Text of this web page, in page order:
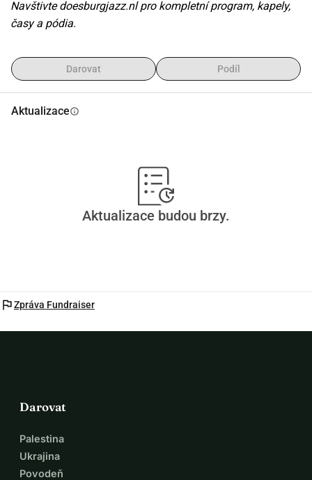
Navštivte doesburgjazz.nl pro kompletní program, kapely,
časy a pódia.
Darovat Podíl
Aktualizaceinfo
Aktualizace budou brzy.
flagZpráva Fundraiser
Darovat
Palestina
Ukrajina
Povodeň